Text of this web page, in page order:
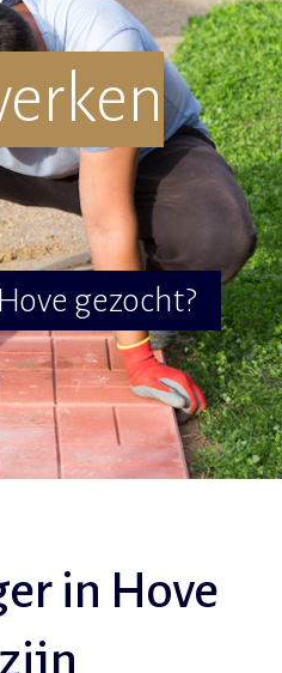
gezocht?
in Hove